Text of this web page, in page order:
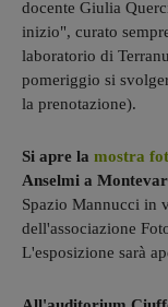
docente Giulia
inizio", curato
laboratorio di
pomeriggio si
la prenotazione).
Si apre la mostra
Anselmi a
Spazio Mannucci in
dell'associazione
L'esposizione sarà